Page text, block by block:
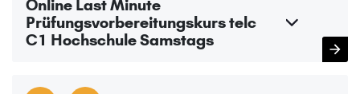
Online Last Minute
Prüfungsvorbereitungskurs telc
C1 Hochschule Samstags